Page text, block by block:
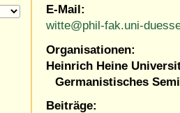
E-Mail:
witte@phil-fak.uni-
Organisationen:
Heinrich Heine
Germanistisches
Beiträge: